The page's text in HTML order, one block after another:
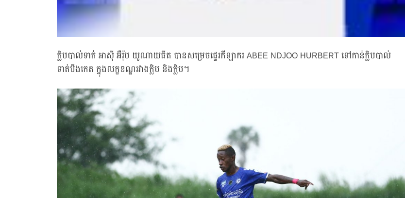
ក្លិបបាល់ទាត់ អាស៊ី អឺរ៉ុប យូណាយធីត បានសម្រេចផ្ទេរកីឡាករ ABEE NDJOO HURBERT ទៅកាន់ក្លិបបាល់
ទាត់បឹងកេត ក្នុងលក្ខខណ្ឌរវាងក្លិប និងក្លិប។